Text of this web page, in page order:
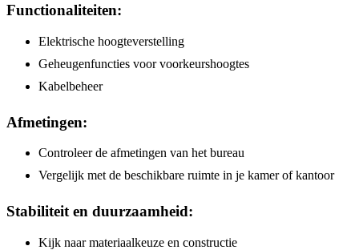
Functionaliteiten:
Elektrische hoogteverstelling
Geheugenfuncties voor voorkeurshoogtes
Kabelbeheer
Afmetingen:
Controleer de afmetingen van het bureau
Vergelijk met de beschikbare ruimte in je kamer of kantoor
Stabiliteit en duurzaamheid:
Kijk naar materiaalkeuze en constructie